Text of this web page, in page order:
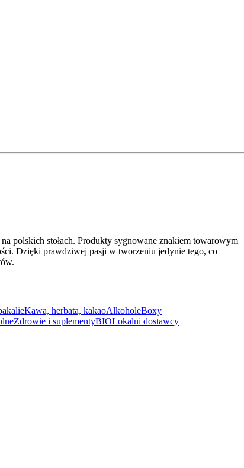
Kawa, herbata, kakaoAlkoholeBoxy
Zdrowie i suplementyBIOLokalni dostawcy
polskich stołach. Produkty sygnowane znakiem towarowym
Dzięki prawdziwej pasji w tworzeniu jedynie tego, co